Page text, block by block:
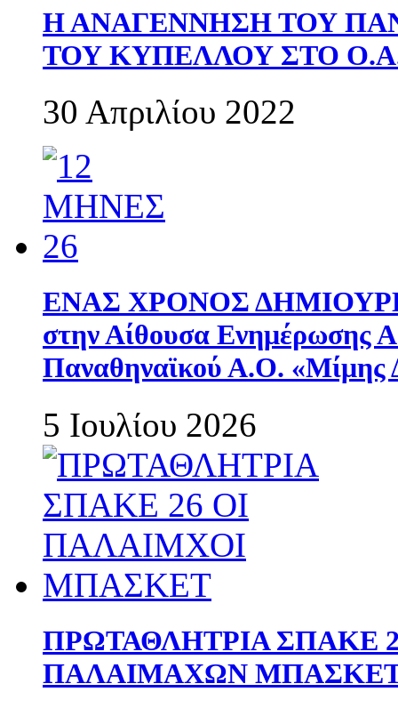
Η ΑΝΑΓΕΝΝΗΣΗ ΤΟΥ
ΤΟΥ ΚΥΠΕΛΛΟΥ ΣΤΟ
30 Απριλίου 2022
ΕΝΑΣ ΧΡΟΝΟΣ
στην Αίθουσα Ενημέρωσης
Παναθηναϊκού Α.Ο. «Μίμης
5 Ιουλίου 2026
ΠΡΩΤΑΘΛΗΤΡΙΑ ΣΠΑΚΕ
ΠΑΛΑΙΜΑΧΩΝ